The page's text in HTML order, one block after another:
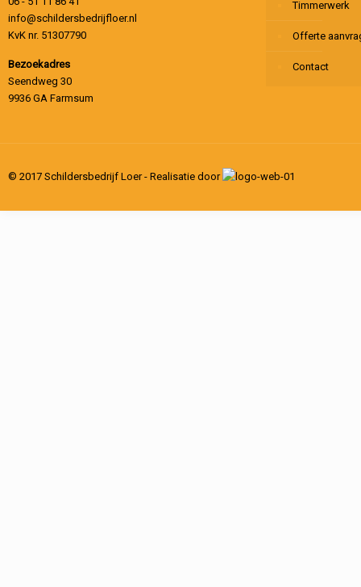
info@schildersbedrijfloer.nl
KvK nr. 51307790
Bezoekadres
Seendweg 30
9936 GA Farmsum
Timmerwerk
Offerte
Contact
© 2017 Schildersbedrijf Loer - Realisatie door